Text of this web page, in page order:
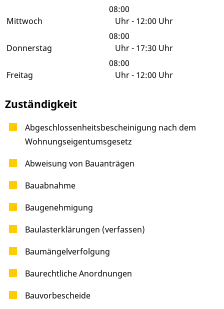
Mittwoch
08:00
Uhr- 12:00 Uhr
Donnerstag
08:00
Uhr- 17:30 Uhr
Freitag
08:00
Uhr- 12:00 Uhr
Zuständigkeit
Abgeschlossenheitsbescheinigung nach dem
Wohnungseigentumsgesetz
Abweisung von Bauanträgen
Bauabnahme
Baugenehmigung
Baulasterklärungen (verfassen)
Baumängelverfolgung
Baurechtliche Anordnungen
Bauvorbescheide